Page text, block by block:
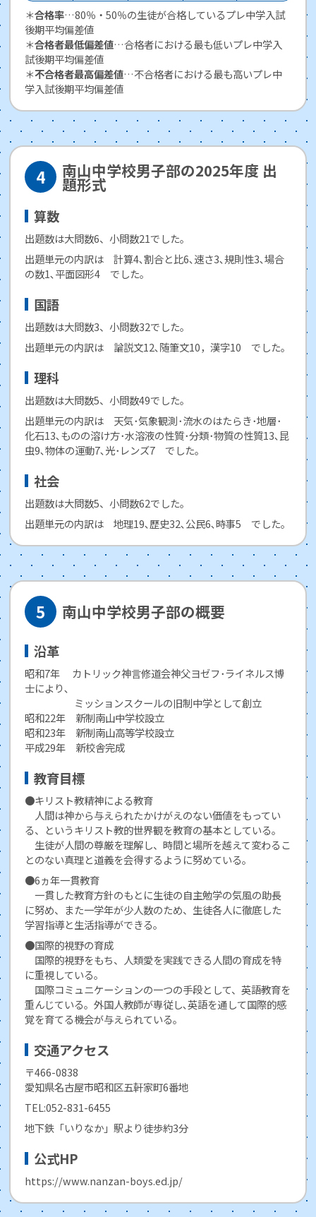
＊合格率…80％・50％の生徒が合格しているプレ中学入試
後期平均偏差値
＊合格者最低偏差値…合格者における最も低いプレ中学入
試後期平均偏差値
＊不合格者最高偏差値…不合格者における最も高いプレ中
学入試後期平均偏差値
南山中学校男子部の2025年度 出
題形式
算数
出題数は大問数6、小問数21でした。
出題単元の内訳は 計算4､割合と比6､速さ3､規則性3､場合
の数1､平面図形4 でした。
国語
出題数は大問数3、小問数32でした。
出題単元の内訳は 論説文12､随筆文10，漢字10 でした。
理科
出題数は大問数5、小問数49でした。
出題単元の内訳は 天気･気象観測･流水のはたらき･地層･
化石13､ものの溶け方･水溶液の性質･分類･物質の性質13､昆
虫9､物体の運動7､光･レンズ7 でした。
社会
出題数は大問数5、小問数62でした。
出題単元の内訳は 地理19､歴史32､公民6､時事5 でした。
南山中学校男子部の概要
沿革
昭和7年 カトリック神言修道会神父ヨゼフ･ライネルス博
士により､
ミッションスクールの旧制中学として創立
昭和22年 新制南山中学校設立
昭和23年 新制南山高等学校設立
平成29年 新校舎完成
教育目標
●キリスト教精神による教育
人間は神から与えられたかけがえのない価値をもってい
る、というキリスト教的世界観を教育の基本としている。
生徒が人間の尊厳を理解し、時間と場所を越えて変わるこ
とのない真理と道義を会得するように努めている。
●6ヵ年一貫教育
一貫した教育方針のもとに生徒の自主勉学の気風の助長
に努め、また一学年が少人数のため、生徒各人に徹底した
学習指導と生活指導ができる。
●国際的視野の育成
国際的視野をもち、人類愛を実践できる人間の育成を特
に重視している。
国際コミュニケーションの一つの手段として、英語教育を
重んじている。外国人教師が専従し､英語を通して国際的感
覚を育てる機会が与えられている。
交通アクセス
〒466-0838
愛知県名古屋市昭和区五軒家町6番地
TEL:052-831-6455
地下鉄「いりなか」駅より徒歩約3分
公式HP
https://www.nanzan-boys.ed.jp/